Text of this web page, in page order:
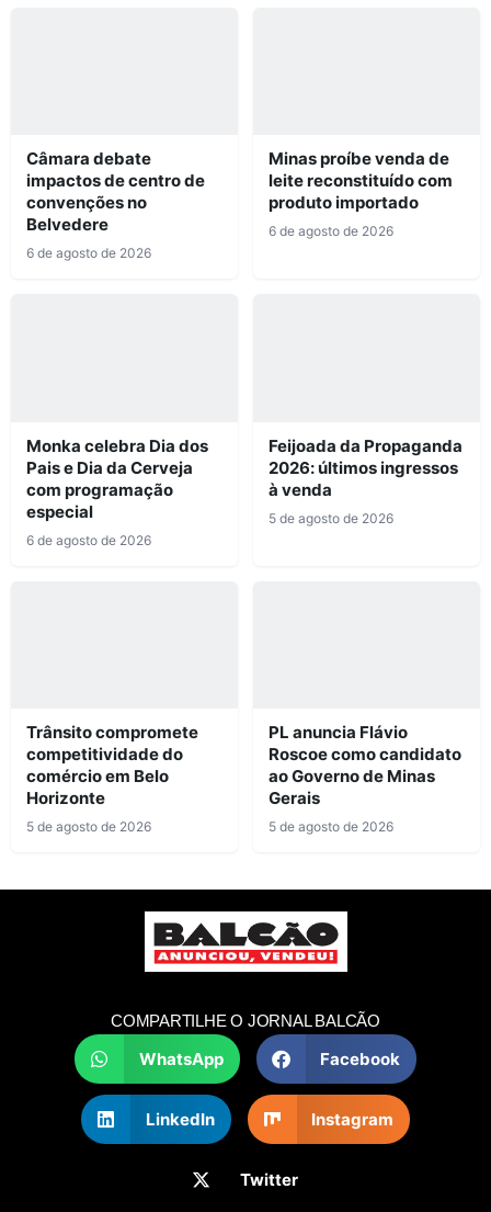
Câmara debate
impactos de centro de
convenções no
Belvedere
6 de agosto de 2026
Minas proíbe venda de
leite reconstituído com
produto importado
6 de agosto de 2026
Monka celebra Dia dos
Pais e Dia da Cerveja
com programação
especial
6 de agosto de 2026
Feijoada da Propaganda
2026: últimos ingressos
à venda
5 de agosto de 2026
Trânsito compromete
competitividade do
comércio em Belo
Horizonte
5 de agosto de 2026
PL anuncia Flávio
Roscoe como candidato
ao Governo de Minas
Gerais
5 de agosto de 2026
COMPARTILHE O JORNAL BALCÃO
WhatsApp Facebook
LinkedIn Instagram
Twitter